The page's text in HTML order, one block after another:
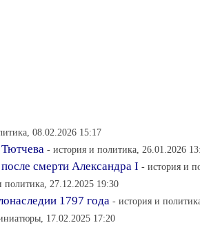
08.02.2026 15:17
- история и политика, 26.01.2026
смерти Александра I - история и
политика, 27.12.2025 19:30
1797 года - история и
17.02.2025 17:20